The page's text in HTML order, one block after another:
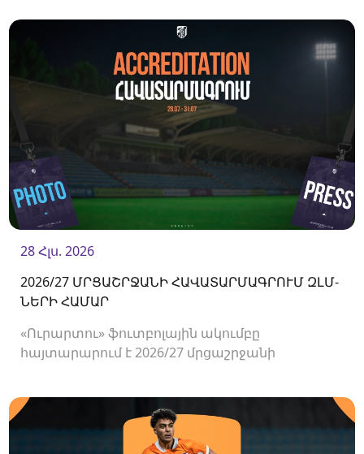
28 Հլս. 2026
2026/27 ՄՐՑԱՇՐՋԱՆԻ ՀԱՎԱՏԱՐՄԱԳՐՈՒՄ ԶԼՄ-
ՆԵՐԻ ՀԱՄԱՐ
«Ուրարտու» ֆուտբոլային ակումբը
հայտարարում է 2026/27 մրցաշրջանի
մեկնարկի մասին։